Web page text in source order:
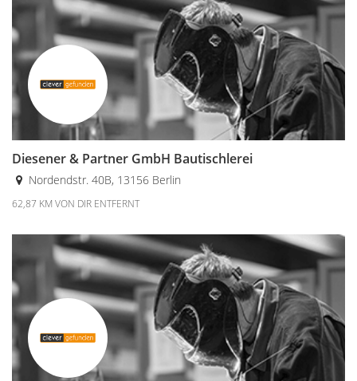
Diesener & Partner GmbH Bautischlerei
Nordendstr. 40B, 13156 Berlin
62,87 KM VON DIR ENTFERNT